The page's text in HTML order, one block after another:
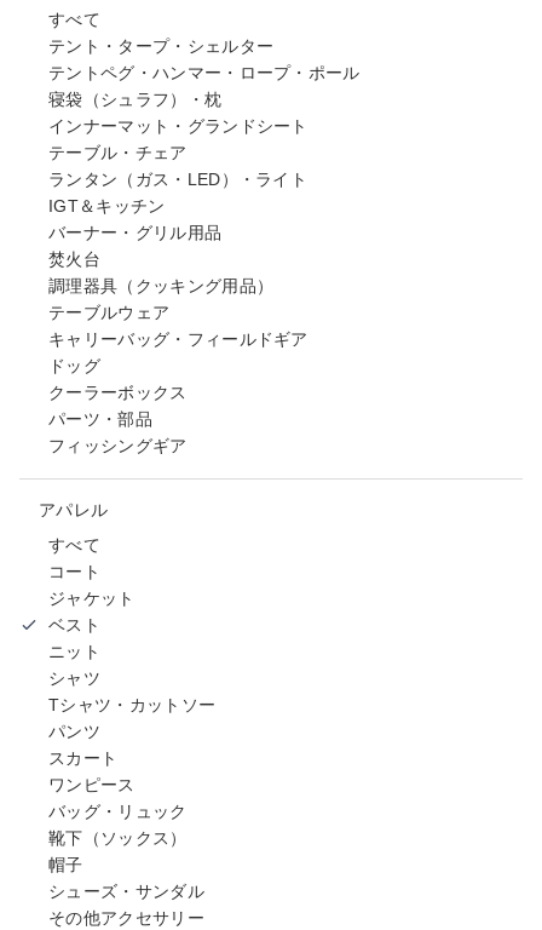
すべて
テント・タープ・シェルター
テントペグ・ハンマー・ロープ・ポール
寝袋（シュラフ）・枕
インナーマット・グランドシート
テーブル・チェア
ランタン（ガス・LED）・ライト
IGT＆キッチン
バーナー・グリル用品
焚火台
調理器具（クッキング用品）
テーブルウェア
キャリーバッグ・フィールドギア
ドッグ
クーラーボックス
パーツ・部品
フィッシングギア
アパレル
すべて
コート
ジャケット
ベスト
ニット
シャツ
Tシャツ・カットソー
パンツ
スカート
ワンピース
バッグ・リュック
靴下（ソックス）
帽子
シューズ・サンダル
その他アクセサリー